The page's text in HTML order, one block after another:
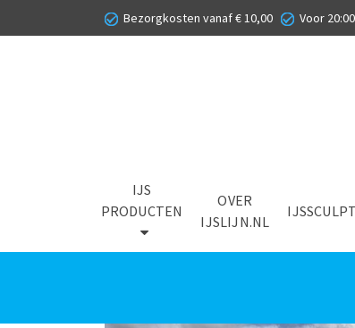
Bezorgkosten vanaf € 10,00 Voor
IJS
PRODUCTEN
OVER
IJSLIJN.NL